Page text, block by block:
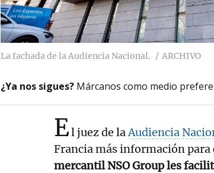
La fachada de la Audiencia Nacional. ARCHIVO
¿Ya nos sigues? Márcanos como medio
El juez de laAudiencia
Francia más información para
mercantil NSO Group les